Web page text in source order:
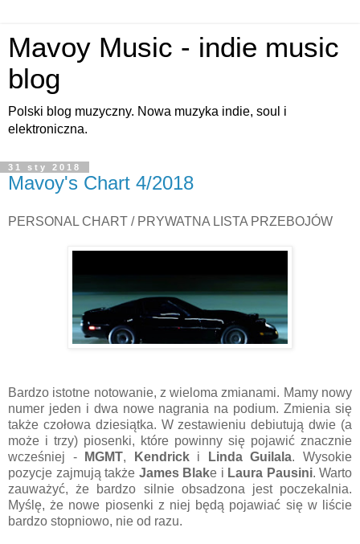
Mavoy Music - indie music
blog
Polski blog muzyczny. Nowa muzyka indie, soul i
elektroniczna.
31 sty 2018
Mavoy's Chart 4/2018
PERSONAL CHART / PRYWATNA LISTA PRZEBOJÓW
Bardzo istotne notowanie, z wieloma zmianami. Mamy nowy
numer jeden i dwa nowe nagrania na podium. Zmienia się
także czołowa dziesiątka. W zestawieniu debiutują dwie (a
może i trzy) piosenki, które powinny się pojawić znacznie
wcześniej -
MGMT, Kendrick i Linda Guilala. Wysokie
pozycje zajmują także James Blake i Laura Pausini. Warto
zauważyć, że bardzo silnie obsadzona jest poczekalnia.
Myślę, że nowe piosenki z niej będą pojawiać się w liście
bardzo stopniowo, nie od razu.